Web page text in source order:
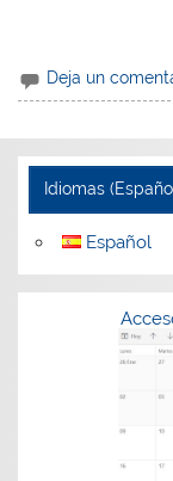
Deja un
Idiomas
Español